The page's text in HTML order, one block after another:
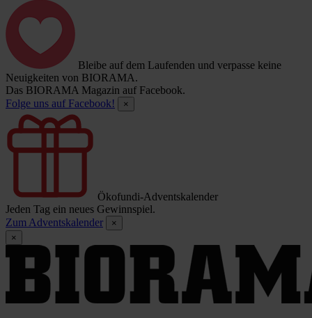
Bleibe auf dem Laufenden und verpasse keine
Neuigkeiten von BIORAMA.
Das BIORAMA Magazin auf Facebook.
Folge uns auf Facebook!
×
Ökofundi-Adventskalender
Jeden Tag ein neues Gewinnspiel.
Zum Adventskalender
×
×